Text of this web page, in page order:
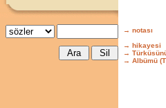
→ notası
→ hikayesi
→
→ Albümü